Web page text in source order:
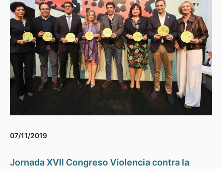
07/11/2019
Jornada XVII Congreso Violencia contra la